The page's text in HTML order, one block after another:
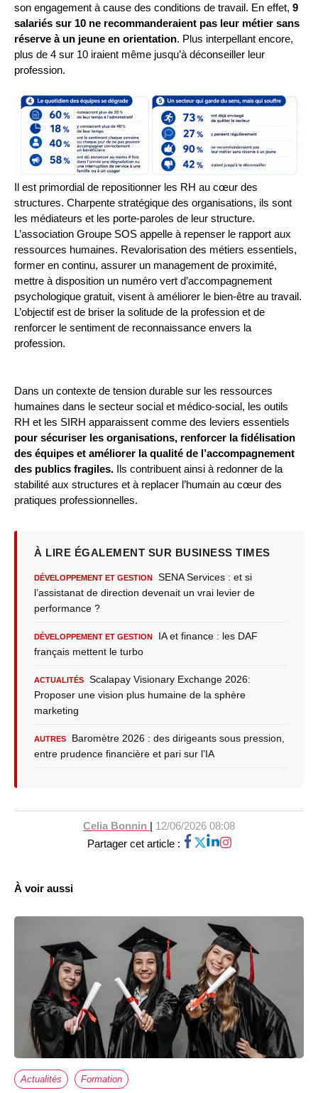
son engagement à cause des conditions de travail. En effet, 9
salariés sur 10 ne recommanderaient pas leur métier sans
réserve à un jeune en orientation. Plus interpellant encore,
plus de 4 sur 10 iraient même jusqu’à déconseiller leur
profession.
Il est primordial de repositionner les RH au cœur des
structures. Charpente stratégique des organisations, ils sont
les médiateurs et les porte-paroles de leur structure.
L’association Groupe SOS appelle à repenser le rapport aux
ressources humaines. Revalorisation des métiers essentiels,
former en continu, assurer un management de proximité,
mettre à disposition un numéro vert d’accompagnement
psychologique gratuit, visent à améliorer le bien-être au travail.
L’objectif est de briser la solitude de la profession et de
renforcer le sentiment de reconnaissance envers la
profession.
Dans un contexte de tension durable sur les ressources
humaines dans le secteur social et médico-social, les outils
RH et les SIRH apparaissent comme des leviers essentiels
pour sécuriser les organisations, renforcer la fidélisation
des équipes et améliorer la qualité de l’accompagnement
des publics fragiles. Ils contribuent ainsi à redonner de la
stabilité aux structures et à replacer l’humain au cœur des
pratiques professionnelles.
À LIRE ÉGALEMENT SUR BUSINESS TIMES
DÉVELOPPEMENT ET GESTION
SENA Services : et si
l’assistanat de direction devenait un vrai levier de
performance ?
DÉVELOPPEMENT ET GESTION
IA et finance : les DAF
français mettent le turbo
ACTUALITÉS
Scalapay Visionary Exchange 2026:
Proposer une vision plus humaine de la sphère
marketing
AUTRES
Baromètre 2026 : des dirigeants sous pression,
entre prudence financière et pari sur l’IA
Celia Bonnin | 12/06/2026 08:08
Partager cet article :
À voir aussi
Actualités Formation